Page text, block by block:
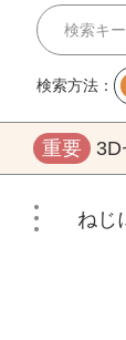
検索方法：
重要
ねじ